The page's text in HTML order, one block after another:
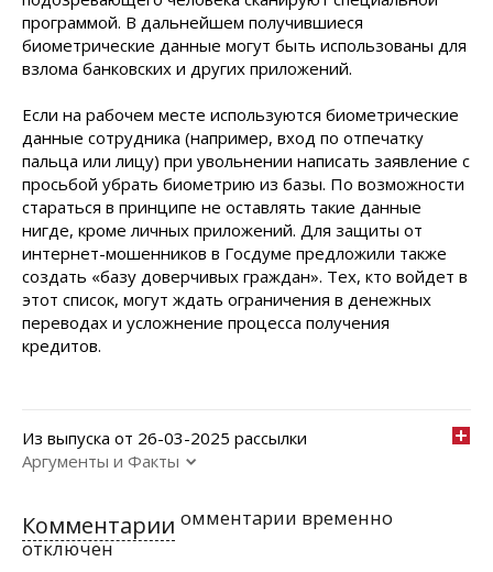
программой. В дальнейшем получившиеся
биометрические данные могут быть использованы для
взлома банковских и других приложений.
Если на рабочем месте используются биометрические
данные сотрудника (например, вход по отпечатку
пальца или лицу) при увольнении написать заявление с
просьбой убрать биометрию из базы. По возможности
стараться в принципе не оставлять такие данные
нигде, кроме личных приложений. Для защиты от
интернет-мошенников в Госдуме предложили также
создать «базу доверчивых граждан». Тех, кто войдет в
этот список, могут ждать ограничения в денежных
переводах и усложнение процесса получения
кредитов.
Из выпуска от 26-03-2025 рассылки
Аргументы и Факты
Комментарии омментарии временно
отключен